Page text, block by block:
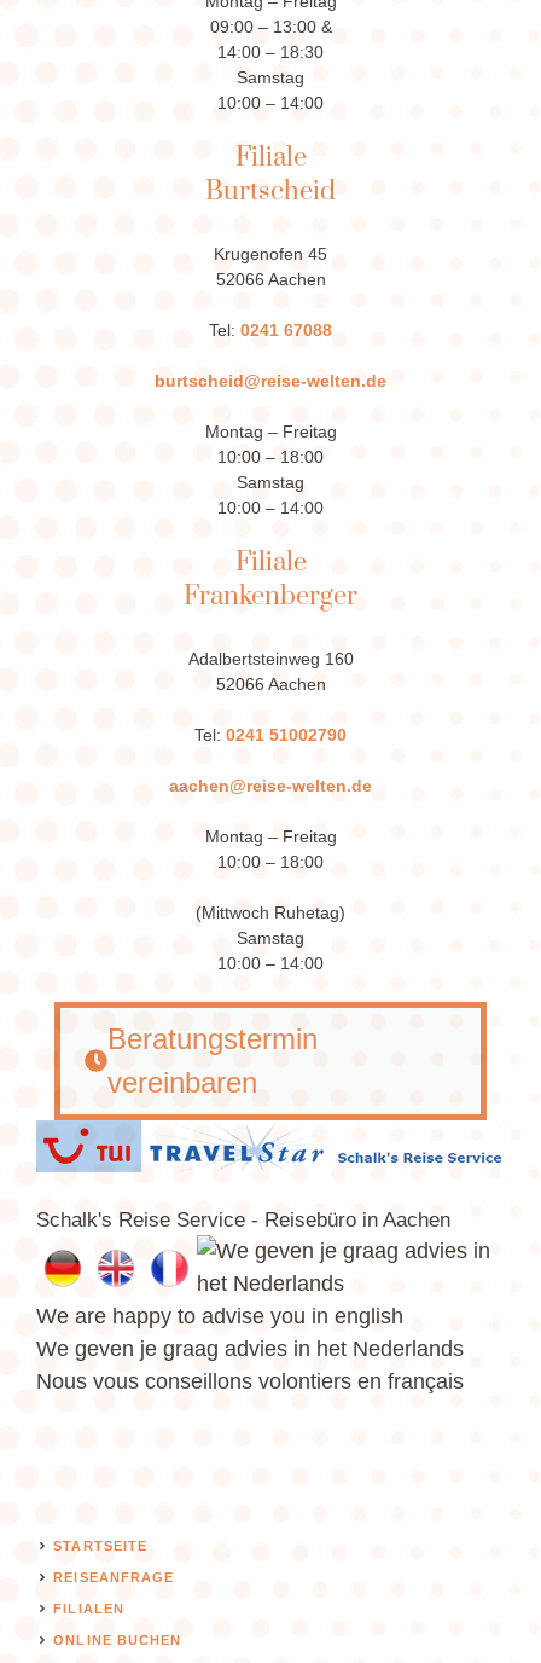
09:00 – 13:00 &
14:00 – 18:30
Samstag
10:00 – 14:00
Filiale
Burtscheid
Krugenofen 45
52066 Aachen
Tel: 0241 67088
burtscheid@reise-welten.de
Montag – Freitag
10:00 – 18:00
Samstag
10:00 – 14:00
Filiale
Frankenberger
Adalbertsteinweg 160
52066 Aachen
Tel: 0241 51002790
aachen@reise-welten.de
Montag – Freitag
10:00 – 18:00
(Mittwoch Ruhetag)
Samstag
10:00 – 14:00
Beratungstermin
vereinbaren
Schalk's Reise Service - Reisebüro in Aachen
We are happy to advise you in english
We geven je graag advies in het Nederlands
Nous vous conseillons volontiers en français
STARTSEITE
REISEANFRAGE
FILIALEN
ONLINE BUCHEN